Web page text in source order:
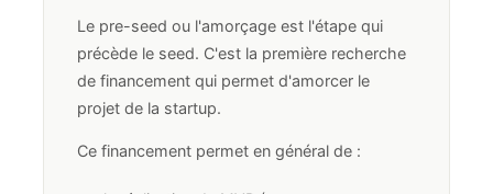
Le pre-seed ou l'amorçage est l'étape qui
précède le seed. C'est la première recherche
de financement qui permet d'amorcer le
projet de la startup.
Ce financement permet en général de :